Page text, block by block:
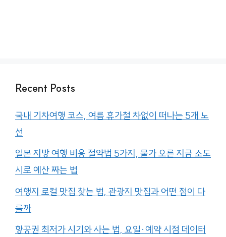
Recent Posts
국내 기차여행 코스, 여름 휴가철 차없이 떠나는 5개 노
선
일본 지방 여행 비용 절약법 5가지, 물가 오른 지금 소도
시로 예산 짜는 법
여행지 로컬 맛집 찾는 법, 관광지 맛집과 어떤 점이 다
를까
항공권 최저가 시기와 사는 법, 요일·예약 시점 데이터